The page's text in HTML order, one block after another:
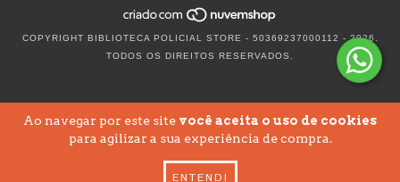
Ao navegar por este site você aceita o uso de cookies
para agilizar a sua experiência de compra.
ENTENDI
COPYRIGHT BIBLIOTECA POLICIAL STORE - 50369237000112 - 2026.
TODOS OS DIREITOS RESERVADOS.